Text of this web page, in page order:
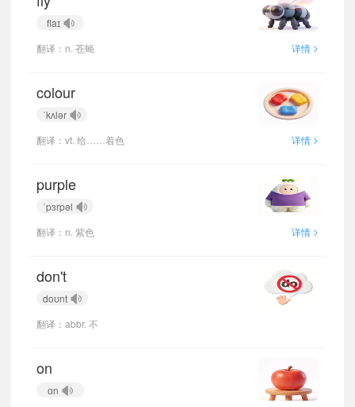
flaɪ
翻译：n. 苍蝇
详情 >
colour
ˈkʌlər
翻译：vt. 给……着色
详情 >
purple
ˈpɜrpəl
翻译：n. 紫色
详情 >
don't
doʊnt
翻译：abbr. 不
on
ɑn